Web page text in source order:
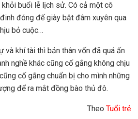
buổi lễ lịch sử. Có cả một cô
đóng đế giày bật đâm xuyên qua
bỏ cuộc…
và khí tài thì bản thân vốn đã quá ấn
nghề khác cũng cố gắng không chịu
cố gắng chuẩn bị cho mình những
để ra mắt đồng bào thủ đô.
Theo Tuổi trẻ